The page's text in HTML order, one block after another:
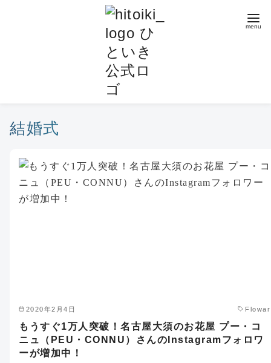
結婚式
2020年2月4日 Flowar
もうすぐ1万人突破！名古屋大須のお花屋 プー・コ
ニュ（PEU・CONNU）さんのInstagramフォロワ
ーが増加中！